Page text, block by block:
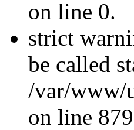
on line 0.
strict
be called
/var/www/
on line